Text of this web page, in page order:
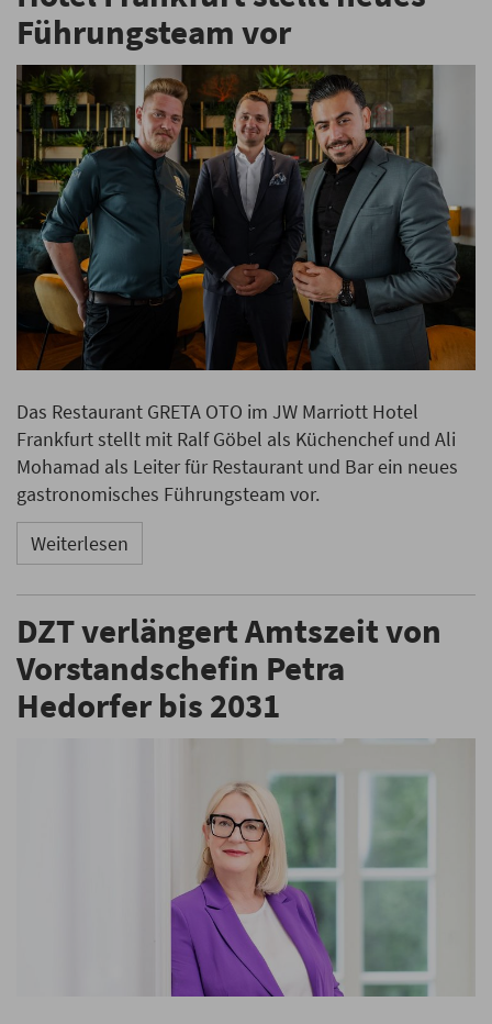
Führungsteam vor
Das Restaurant GRETA OTO im JW Marriott Hotel
Frankfurt stellt mit Ralf Göbel als Küchenchef und Ali
Mohamad als Leiter für Restaurant und Bar ein neues
gastronomisches Führungsteam vor.
Weiterlesen
DZT verlängert Amtszeit von
Vorstandschefin Petra
Hedorfer bis 2031